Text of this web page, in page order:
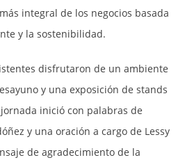
integral de los negocios basada
y la sostenibilidad.
disfrutaron de un ambiente
y una exposición de stands
inició con palabras de
y una oración a cargo de Lessy
de agradecimiento de la